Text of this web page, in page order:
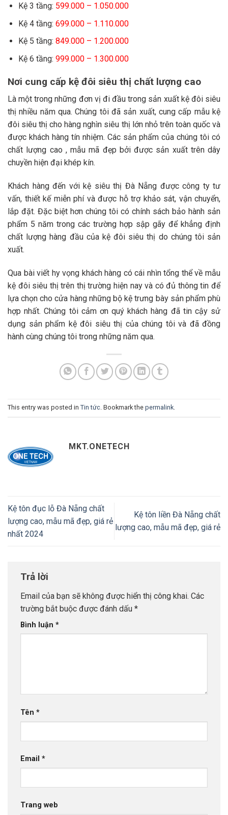
Kệ 3 tầng: 599.000 – 1.050.000
Kệ 4 tầng: 699.000 – 1.110.000
Kệ 5 tầng: 849.000 – 1.200.000
Kệ 6 tầng: 999.000 – 1.300.000
Nơi cung cấp kệ đôi siêu thị chất lượng cao
Là một trong những đơn vị đi đầu trong sản xuất kệ đôi siêu
thị nhiều năm qua. Chúng tôi đã sản xuất, cung cấp mẫu kệ
đôi siêu thị cho hàng nghìn siêu thị lớn nhỏ trên toàn quốc và
được khách hàng tín nhiệm. Các sản phẩm của chúng tôi có
chất lượng cao , mẫu mã đẹp bởi được sản xuất trên dây
chuyền hiện đại khép kín.
Khách hàng đến với kệ siêu thị Đà Nẵng được công ty tư
vấn, thiết kế miễn phí và được hỗ trợ khảo sát, vận chuyển,
lắp đặt. Đặc biệt hơn chúng tôi có chính sách bảo hành sản
phẩm 5 năm trong các trường hợp sập gãy để khẳng định
chất lượng hàng đầu của kệ đôi siêu thị do chúng tôi sản
xuất.
Qua bài viết hy vọng khách hàng có cái nhìn tổng thể về mẫu
kệ đôi siêu thị trên thị trường hiện nay và có đủ thông tin để
lựa chọn cho cửa hàng những bộ kệ trưng bày sản phẩm phù
hợp nhất. Chúng tôi cảm ơn quý khách hàng đã tin cậy sử
dụng sản phẩm kệ đôi siêu thị của chúng tôi và đã đồng
hành cùng chúng tôi trong những năm qua.
This entry was posted in Tin tức. Bookmark the permalink.
MKT.ONETECH
Kệ tôn đục lỗ Đà Nẵng chất
lượng cao, mẫu mã đẹp, giá rẻ
nhất 2024
Kệ tôn liền Đà Nẵng chất
lượng cao, mẫu mã đẹp, giá rẻ
Trả lời
Email của bạn sẽ không được hiển thị công khai. Các
trường bắt buộc được đánh dấu *
Bình luận *
Tên *
Email *
Trang web